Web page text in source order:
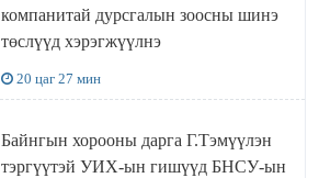
компанитай дурсгалын зоосны шинэ
төслүүд хэрэгжүүлнэ
20 цаг 27 мин
Байнгын хорооны дарга Г.Тэмүүлэн
тэргүүтэй УИХ-ын гишүүд БНСУ-ын